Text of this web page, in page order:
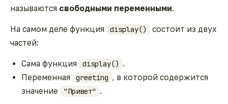
называются свободными переменными.
На самом деле функция display()
состоит из двух
частей:
Сама функция display() .
Переменная
greeting , в которой содержится
значение
"Привет" .